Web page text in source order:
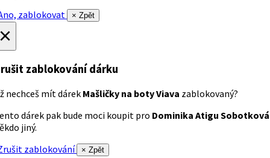
zablokovat
× Zpět
zablokování dárku
nechceš mít dárek Mašličky na boty Viava zablokovaný?
dárek pak bude moci koupit pro Dominika Atigu Sobotková
jiný.
zablokování
× Zpět